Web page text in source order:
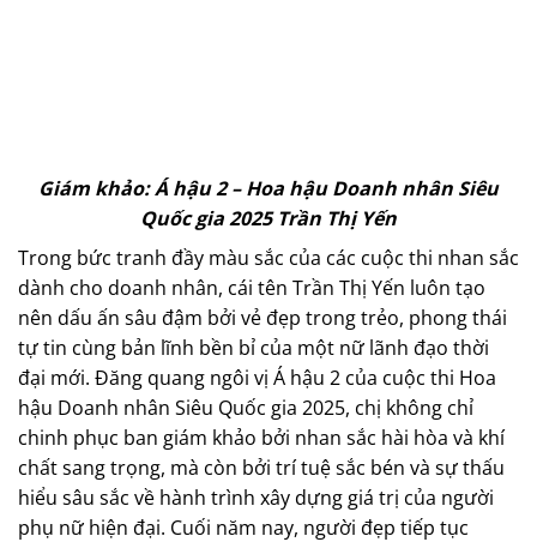
Giám khảo: Á hậu 2 – Hoa hậu Doanh nhân Siêu
Quốc gia 2025 Trần Thị Yến
Trong bức tranh đầy màu sắc của các cuộc thi nhan sắc
dành cho doanh nhân, cái tên Trần Thị Yến luôn tạo
nên dấu ấn sâu đậm bởi vẻ đẹp trong trẻo, phong thái
tự tin cùng bản lĩnh bền bỉ của một nữ lãnh đạo thời
đại mới. Đăng quang ngôi vị Á hậu 2 của cuộc thi Hoa
hậu Doanh nhân Siêu Quốc gia 2025, chị không chỉ
chinh phục ban giám khảo bởi nhan sắc hài hòa và khí
chất sang trọng, mà còn bởi trí tuệ sắc bén và sự thấu
hiểu sâu sắc về hành trình xây dựng giá trị của người
phụ nữ hiện đại. Cuối năm nay, người đẹp tiếp tục